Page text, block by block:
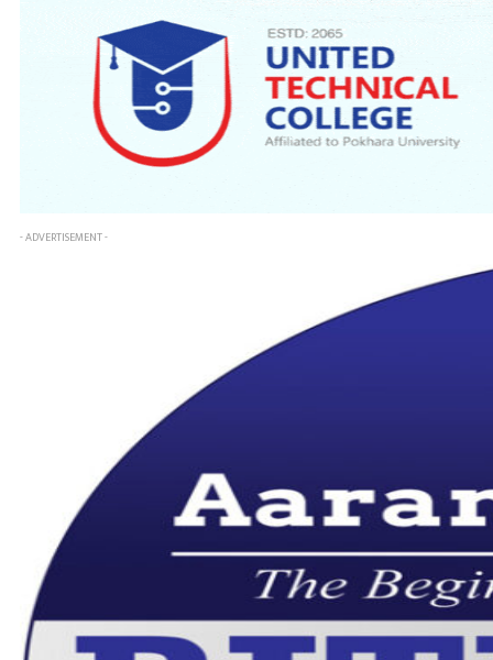
- ADVERTISEMENT -